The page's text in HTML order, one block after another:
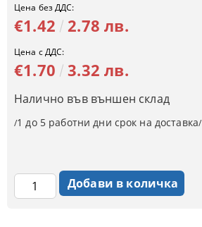
Цена без ДДС:
€1.42 2.78 лв.
Цена с ДДС:
€1.70 3.32 лв.
Налично във външен склад
/1 до 5 работни дни срок на доставка/